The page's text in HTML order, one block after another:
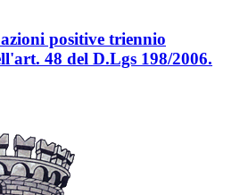
positive triennio
48 del D.Lgs 198/2006.